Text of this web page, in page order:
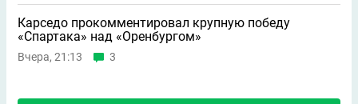
Карседо прокомментировал крупную победу
«Спартака» над «Оренбургом»
Вчера, 21:13 3